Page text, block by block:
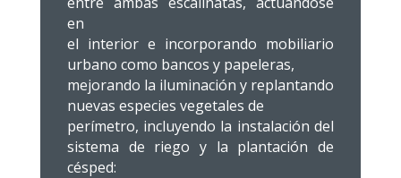
en
el interior e incorporando mobiliario
urbano como bancos y papeleras,
mejorando la iluminación y replantando
nuevas especies vegetales de
perímetro, incluyendo la instalación del
sistema de riego y la plantación de
césped: